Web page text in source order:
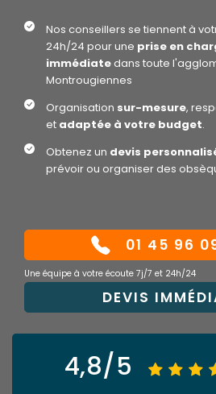
Nos conseillers se tiennent à
24h/24 pour une prise en
immédiatedans toute
Montrougiennes
Organisation sur-mesure,
et adaptée à votre budget.
Obtenez un devis
prévoir ou organiser des
01 45 96
Une équipe à votre écoute 7j/7 et 24h/24
DEVIS
4,8/5